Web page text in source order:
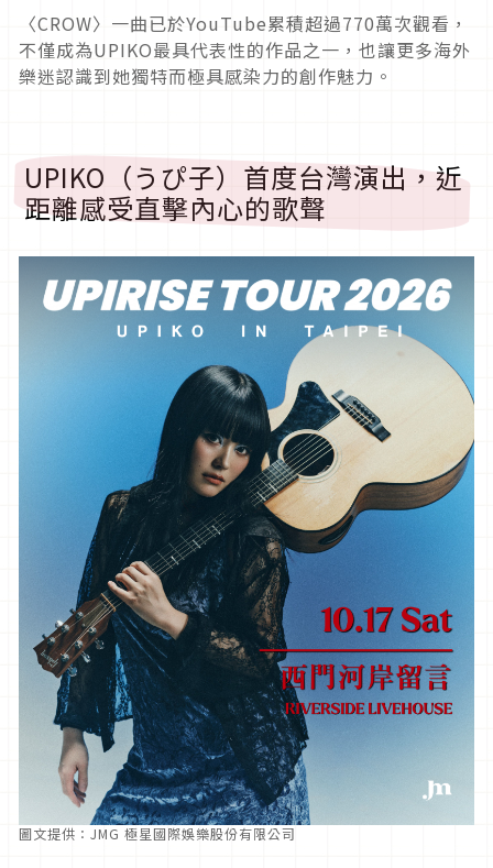
〈CROW〉一曲已於YouTube累積超過770萬次觀看，
不僅成為UPIKO最具代表性的作品之一，也讓更多海外
樂迷認識到她獨特而極具感染力的創作魅力。
UPIKO（うぴ子）首度台灣演出，近
距離感受直擊內心的歌聲
圖文提供：JMG 極星國際娛樂股份有限公司